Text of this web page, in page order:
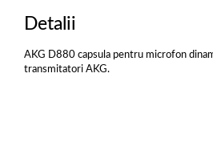
Detalii
AKG D880 capsula pentru microfon
transmitatori AKG.